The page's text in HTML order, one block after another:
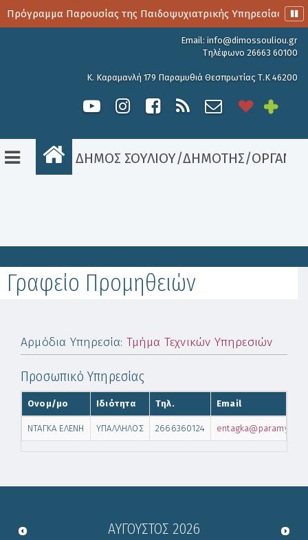
Πρόγραμμα Παρουσίας της Παιδοψυχιατρικής Υπηρεσίας
Email: info@dimossouliou.gr
Τηλέφωνο 26663 60100
Κ. Καραμανλή 179 Παραμυθιά Θεσπρωτίας Τ.Κ 46200
ΔΗΜΟΣ ΣΟΥΛΙΟΥ/ΔΗΜΟΤΗΣ/
Γραφείο Προμηθειών
Αρμόδια Υπηρεσία: Τμήμα Τεχνικών Υπηρεσιών
Προσωπικό Υπηρεσίας
Ονομ/μο Ιδιότητα Τηλ. Email
ΝΤΑΓΚΑ ΕΛΕΝΗ ΥΠΑΛΛΗΛΟΣ 2666360124
ΑΎΓΟΥΣΤΟΣ 2026